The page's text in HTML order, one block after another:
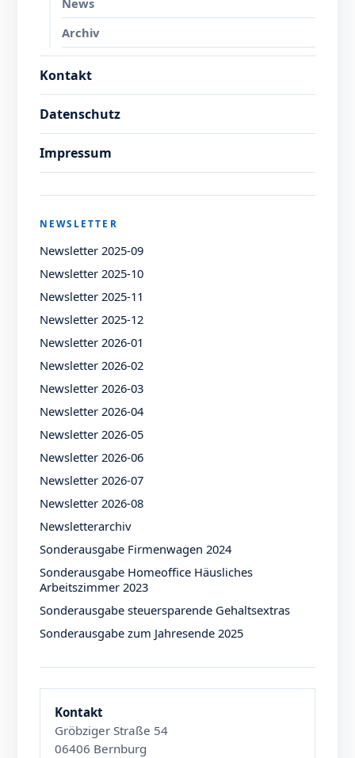
News
Archiv
Kontakt
Datenschutz
Impressum
NEWSLETTER
Newsletter 2025-09
Newsletter 2025-10
Newsletter 2025-11
Newsletter 2025-12
Newsletter 2026-01
Newsletter 2026-02
Newsletter 2026-03
Newsletter 2026-04
Newsletter 2026-05
Newsletter 2026-06
Newsletter 2026-07
Newsletter 2026-08
Newsletterarchiv
Sonderausgabe Firmenwagen 2024
Sonderausgabe Homeoffice Häusliches
Arbeitszimmer 2023
Sonderausgabe steuersparende Gehaltsextras
Sonderausgabe zum Jahresende 2025
Kontakt
Gröbziger Straße 54
06406 Bernburg